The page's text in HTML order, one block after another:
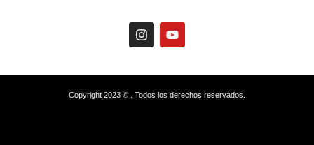
Copyright 2023 © . Todos los derechos reservados.